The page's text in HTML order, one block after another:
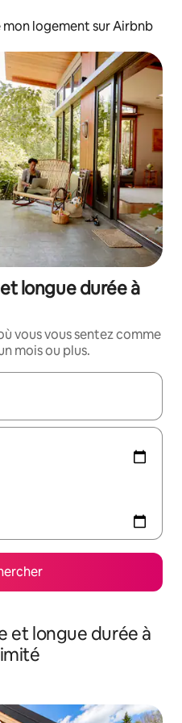
logement sur Airbnb
longue durée à
vous vous sentez comme
mois ou plus.
utilisez les flèches vers le
et longue durée à